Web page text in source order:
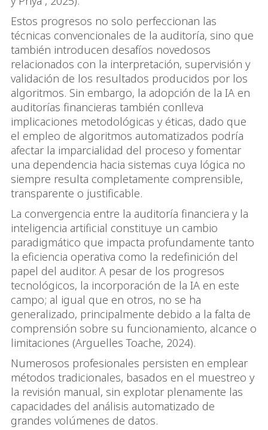
Estos progresos no solo perfeccionan las
técnicas convencionales de la auditoría, sino que
también introducen desafíos novedosos
relacionados con la interpretación, supervisión y
validación de los resultados producidos por los
algoritmos. Sin embargo, la adopción de la IA en
auditorías financieras también conlleva
implicaciones metodológicas y éticas, dado que
el empleo de algoritmos automatizados podría
afectar la imparcialidad del proceso y fomentar
una dependencia hacia sistemas cuya lógica no
siempre resulta completamente comprensible,
transparente o justificable.
La convergencia entre la auditoría financiera y la
inteligencia artificial constituye un cambio
paradigmático que impacta profundamente tanto
la eficiencia operativa como la redefinición del
papel del auditor. A pesar de los progresos
tecnológicos, la incorporación de la IA en este
campo; al igual que en otros, no se ha
generalizado, principalmente debido a la falta de
comprensión sobre su funcionamiento, alcance o
limitaciones (Arguelles Toache, 2024).
Numerosos profesionales persisten en emplear
métodos tradicionales, basados en el muestreo y
la revisión manual, sin explotar plenamente las
capacidades del análisis automatizado de
grandes volúmenes de datos.